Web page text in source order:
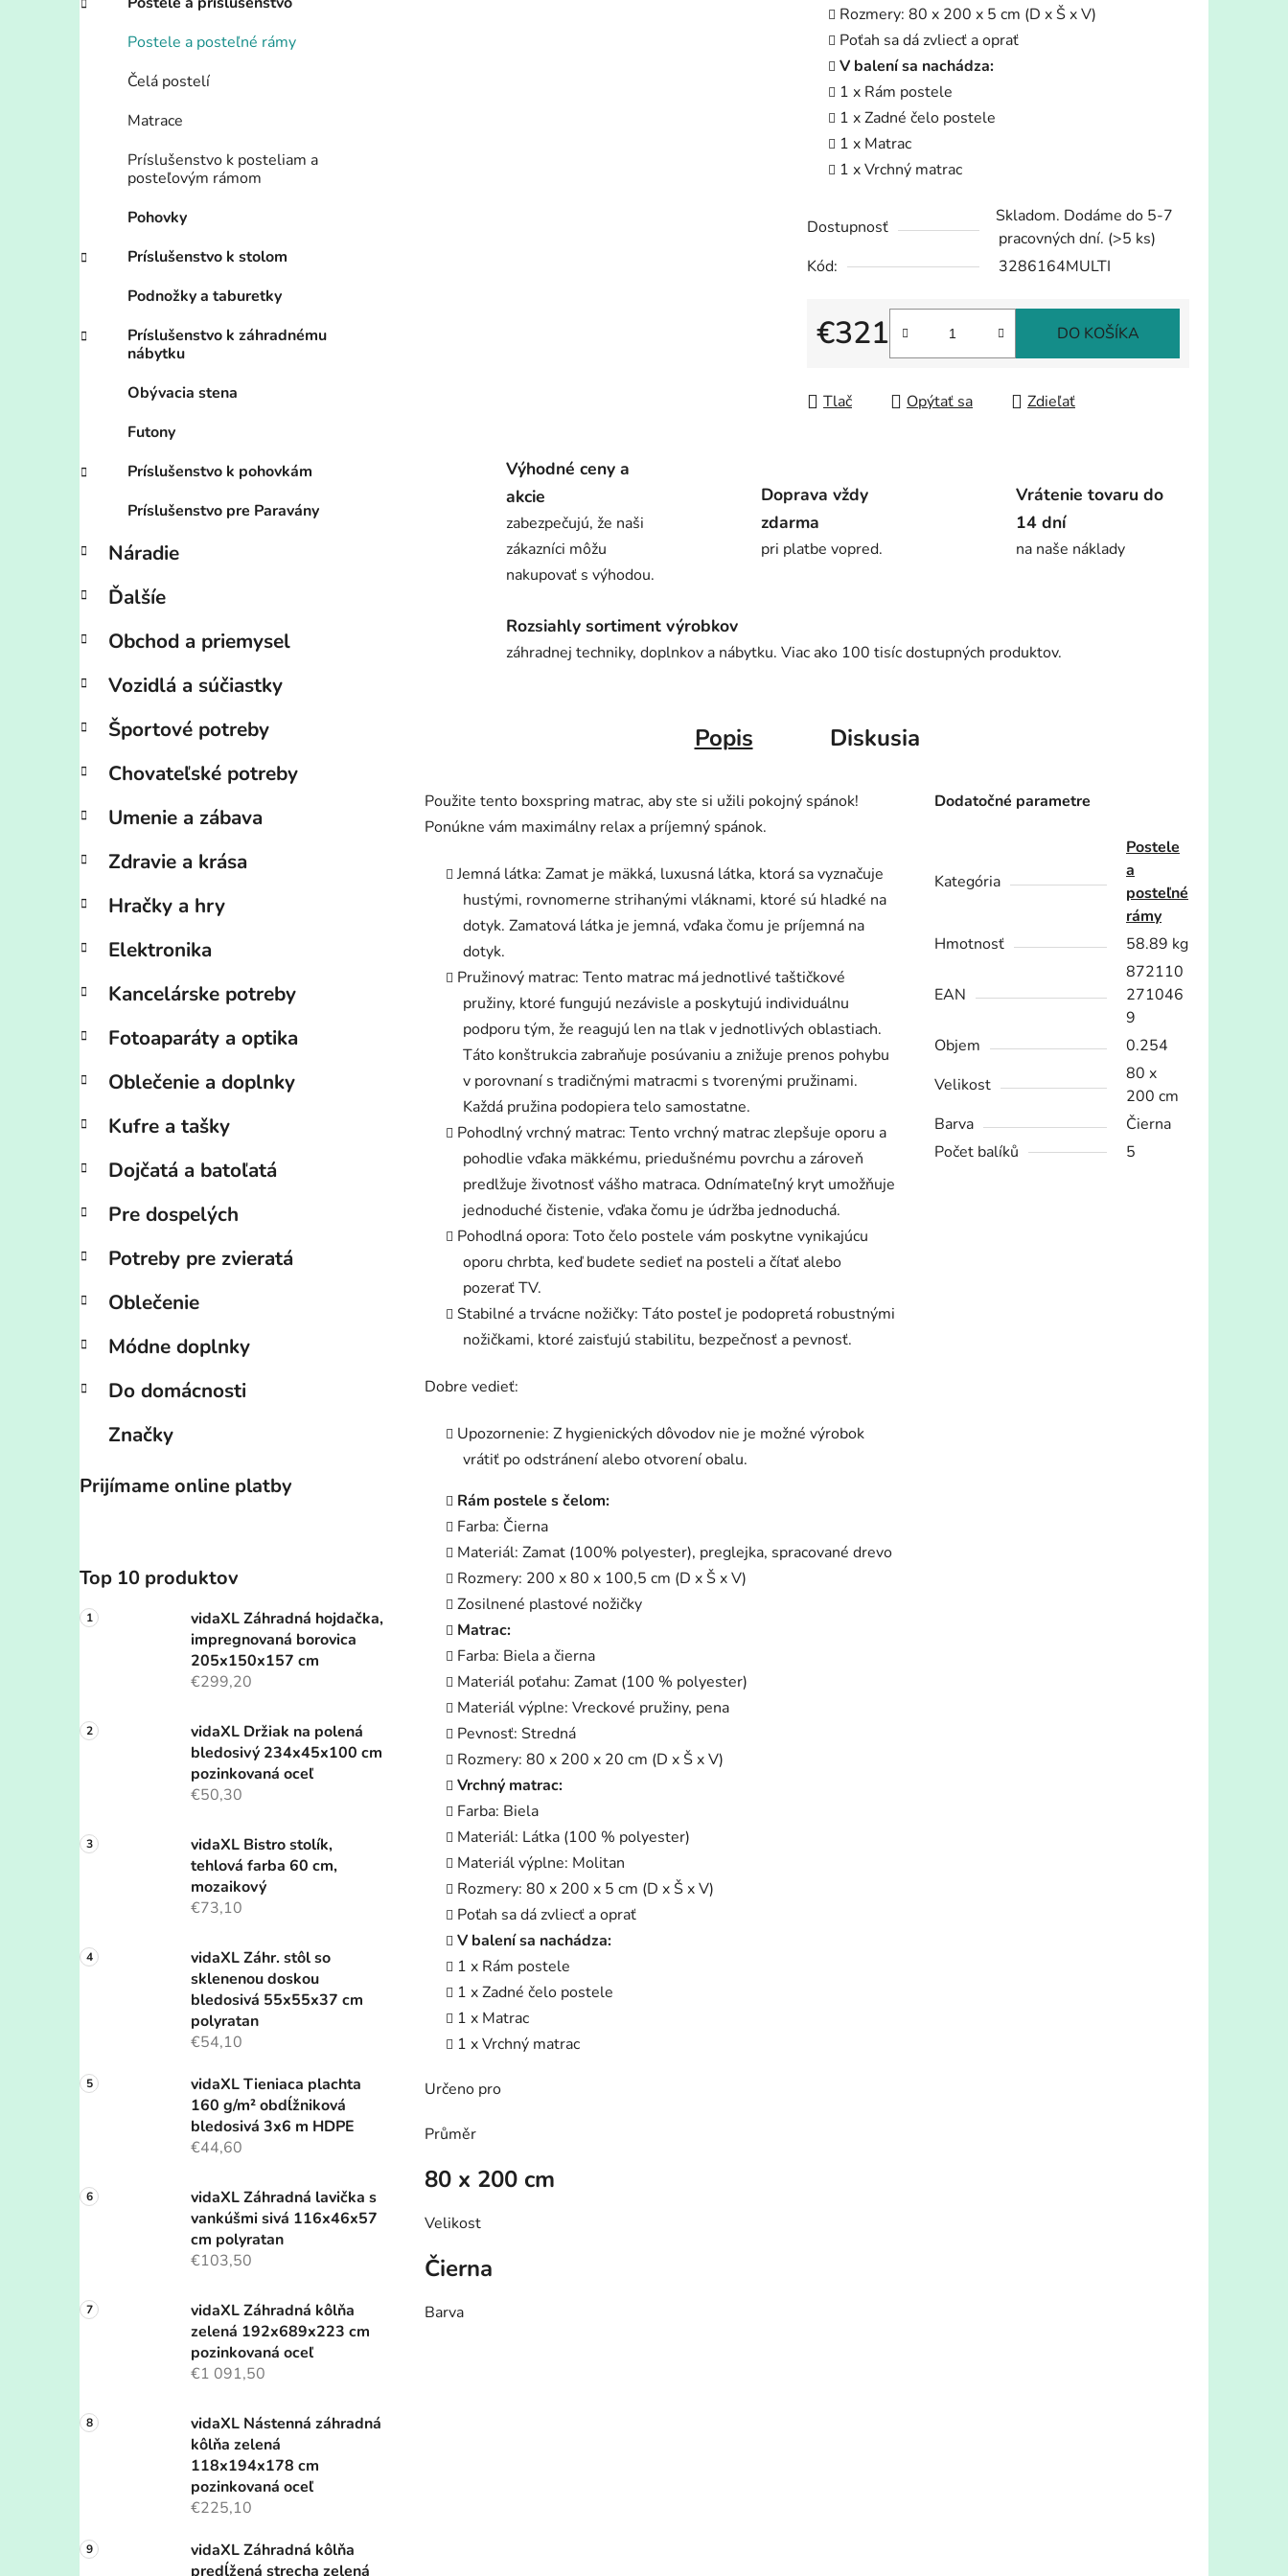
Postele a posteľné rámy
Čelá postelí
Matrace
Príslušenstvo k posteliam a
posteľovým rámom
Pohovky
Príslušenstvo k stolom
Podnožky a taburetky
Príslušenstvo k záhradnému
nábytku
Obývacia stena
Futony
Príslušenstvo k pohovkám
Príslušenstvo pre Paravány
Náradie
Ďalšíe
Obchod a priemysel
Vozidlá a súčiastky
Športové potreby
Chovateľské potreby
Umenie a zábava
Zdravie a krása
Hračky a hry
Elektronika
Kancelárske potreby
Fotoaparáty a optika
Oblečenie a doplnky
Kufre a tašky
Dojčatá a batoľatá
Pre dospelých
Potreby pre zvieratá
Oblečenie
Módne doplnky
Do domácnosti
Značky
Prijímame online platby
Top 10 produktov
vidaXL Záhradná hojdačka,
impregnovaná borovica
205x150x157 cm
€299,20
vidaXL Držiak na polená
bledosivý 234x45x100 cm
pozinkovaná oceľ
€50,30
vidaXL Bistro stolík,
tehlová farba 60 cm,
mozaikový
€73,10
vidaXL Záhr. stôl so
sklenenou doskou
bledosivá 55x55x37 cm
polyratan
€54,10
vidaXL Tieniaca plachta
160 g/m² obdĺžniková
bledosivá 3x6 m HDPE
€44,60
vidaXL Záhradná lavička s
vankúšmi sivá 116x46x57
cm polyratan
€103,50
vidaXL Záhradná kôlňa
zelená 192x689x223 cm
pozinkovaná oceľ
€1 091,50
vidaXL Nástenná záhradná
kôlňa zelená
118x194x178 cm
pozinkovaná oceľ
€225,10
vidaXL Záhradná kôlňa
predĺžená strecha zelená
Rozmery: 80 x 200 x 5 cm (D x Š x V)
Poťah sa dá zvliecť a oprať
V balení sa nachádza:
1 x Rám postele
1 x Zadné čelo postele
1 x Matrac
1 x Vrchný matrac
Dostupnosť
Skladom. Dodáme do 5-7
pracovných dní. (>5 ks)
Kód:
3286164MULTI
€321
Jednotková cena:
DO KOŠÍKA
Tlač Opýtať sa Zdieľať
Výhodné ceny a
akcie
zabezpečujú, že naši
zákazníci môžu
nakupovať s výhodou.
Doprava vždy
zdarma
pri platbe vopred.
Vrátenie tovaru do
14 dní
na naše náklady
Rozsiahly sortiment výrobkov
záhradnej techniky, doplnkov a nábytku. Viac ako 100 tisíc dostupných produktov.
Popis Diskusia
Použite tento boxspring matrac, aby ste si užili pokojný spánok!
Ponúkne vám maximálny relax a príjemný spánok.
Jemná látka: Zamat je mäkká, luxusná látka, ktorá sa vyznačuje
hustými, rovnomerne strihanými vláknami, ktoré sú hladké na
dotyk. Zamatová látka je jemná, vďaka čomu je príjemná na
dotyk.
Pružinový matrac: Tento matrac má jednotlivé taštičkové
pružiny, ktoré fungujú nezávisle a poskytujú individuálnu
podporu tým, že reagujú len na tlak v jednotlivých oblastiach.
Táto konštrukcia zabraňuje posúvaniu a znižuje prenos pohybu
v porovnaní s tradičnými matracmi s tvorenými pružinami.
Každá pružina podopiera telo samostatne.
Pohodlný vrchný matrac: Tento vrchný matrac zlepšuje oporu a
pohodlie vďaka mäkkému, priedušnému povrchu a zároveň
predlžuje životnosť vášho matraca. Odnímateľný kryt umožňuje
jednoduché čistenie, vďaka čomu je údržba jednoduchá.
Pohodlná opora: Toto čelo postele vám poskytne vynikajúcu
oporu chrbta, keď budete sedieť na posteli a čítať alebo
pozerať TV.
Stabilné a trvácne nožičky: Táto posteľ je podopretá robustnými
nožičkami, ktoré zaisťujú stabilitu, bezpečnosť a pevnosť.
Dobre vedieť:
Upozornenie: Z hygienických dôvodov nie je možné výrobok
vrátiť po odstránení alebo otvorení obalu.
Rám postele s čelom:
Farba: Čierna
Materiál: Zamat (100% polyester), preglejka, spracované drevo
Rozmery: 200 x 80 x 100,5 cm (D x Š x V)
Zosilnené plastové nožičky
Matrac:
Farba: Biela a čierna
Materiál poťahu: Zamat (100 % polyester)
Materiál výplne: Vreckové pružiny, pena
Pevnosť: Stredná
Rozmery: 80 x 200 x 20 cm (D x Š x V)
Vrchný matrac:
Farba: Biela
Materiál: Látka (100 % polyester)
Materiál výplne: Molitan
Rozmery: 80 x 200 x 5 cm (D x Š x V)
Poťah sa dá zvliecť a oprať
V balení sa nachádza:
1 x Rám postele
1 x Zadné čelo postele
1 x Matrac
1 x Vrchný matrac
Určeno pro
Průměr
80 x 200 cm
Velikost
Čierna
Barva
Dodatočné parametre
Kategória
Postele
a
posteľné
rámy
Hmotnosť
58.89 kg
EAN
872110
271046
9
Objem
0.254
Velikost
80 x
200 cm
Barva
Čierna
Počet balíků
5